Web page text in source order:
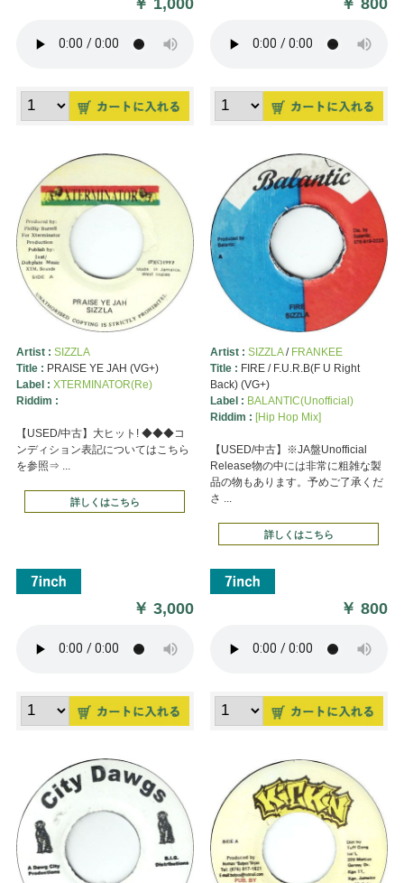
Artist : SIZZLA
Title : PRAISE YE JAH (VG+)
Label : XTERMINATOR(Re)
Riddim :
【USED/中古】大ヒット! ◆◆◆コ
ンディション表記についてはこちら
を参照⇒ ...
詳しくはこちら
￥3,000
Artist : SIZZLA/ FRANKEE
Title : FIRE / F.U.R.B(F U Right
Back) (VG+)
Label : BALANTIC(Unofficial)
Riddim : [Hip Hop Mix]
【USED/中古】※JA盤Unofficial
Release物の中には非常に粗雑な製
品の物もあります。予めご了承くだ
さ ...
詳しくはこちら
￥800